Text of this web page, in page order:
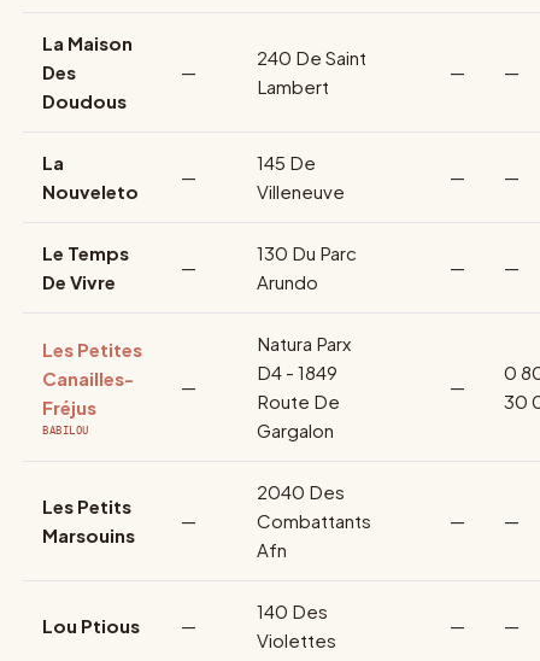
La Maison
Des
Doudous
—
240 De Saint
Lambert
— —
La
Nouveleto
—
145 De
Villeneuve
— —
Le Temps
De Vivre
—
130 Du Parc
Arundo
— —
Les Petites
Canailles-
Fréjus
BABILOU
—
Natura Parx
D4 - 1849
Route De
Gargalon
—
0
30
Les Petits
Marsouins
—
2040 Des
Combattants
Afn
— —
Lou Ptious —
140 Des
Violettes
— —